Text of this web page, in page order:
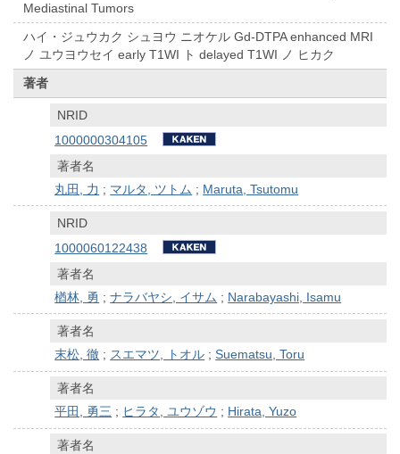
Mediastinal Tumors
ハイ・ジュウカク シュヨウ ニオケル Gd-DTPA enhanced MRI
ノ ユウヨウセイ early T1WI ト delayed T1WI ノ ヒカク
著者
NRID
1000000304105
著者名
丸田, 力 ; マルタ, ツトム ; Maruta, Tsutomu
NRID
1000060122438
著者名
楢林, 勇 ;ナラバヤシ, イサム ; Narabayashi, Isamu
著者名
末松, 徹 ; スエマツ, トオル ;Suematsu, Toru
著者名
平田, 勇三 ; ヒラタ, ユウゾウ ; Hirata, Yuzo
著者名